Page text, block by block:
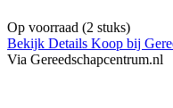
Op voorraad (2 stuks)
Bekijk Details Koop bij
Via Gereedschapcentrum.nl